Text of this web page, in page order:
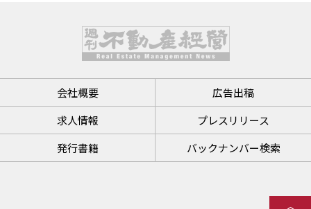
会社概要
広告出稿
求人情報
プレスリリース
発行書籍
バックナンバー検索